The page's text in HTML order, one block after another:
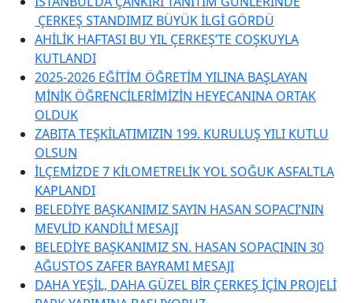
ÇERKEŞ STANDIMIZ BÜYÜK İLGİ GÖRDÜ
AHİLİK HAFTASI BU YIL ÇERKEŞ’TE COŞKUYLA
KUTLANDI
2025-2026 EĞİTİM ÖĞRETİM YILINA BAŞLAYAN
MİNİK ÖĞRENCİLERİMİZİN HEYECANINA ORTAK
OLDUK
ZABITA TEŞKİLATIMIZIN 199. KURULUŞ YILI KUTLU
OLSUN
İLÇEMİZDE 7 KİLOMETRELİK YOL SOĞUK ASFALTLA
KAPLANDI
BELEDİYE BAŞKANIMIZ SAYIN HASAN SOPACI’NIN
MEVLİD KANDİLİ MESAJI
BELEDİYE BAŞKANIMIZ SN. HASAN SOPACININ 30
AĞUSTOS ZAFER BAYRAMI MESAJI
DAHA YEŞİL, DAHA GÜZEL BİR ÇERKEŞ İÇİN PROJELİ